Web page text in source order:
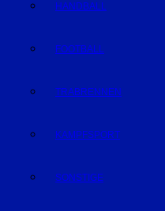
HANDBALL
FOOTBALL
TRABRENNEN
KAMPFSPORT
SONSTIGE